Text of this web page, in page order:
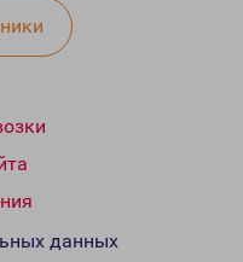
данных